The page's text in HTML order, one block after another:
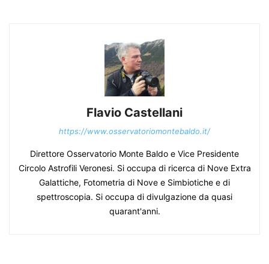
Flavio Castellani
https://www.osservatoriomontebaldo.it/
Direttore Osservatorio Monte Baldo e Vice Presidente
Circolo Astrofili Veronesi. Si occupa di ricerca di Nove Extra
Galattiche, Fotometria di Nove e Simbiotiche e di
spettroscopia. Si occupa di divulgazione da quasi
quarant'anni.